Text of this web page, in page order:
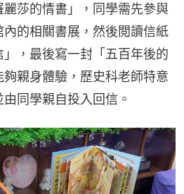
莎的情書」，同學需先參與
的相關書展，然後閲讀信紙
，最後寫一封「五百年後的
親身體驗，歷史科老師特意
同學親自投入回信。